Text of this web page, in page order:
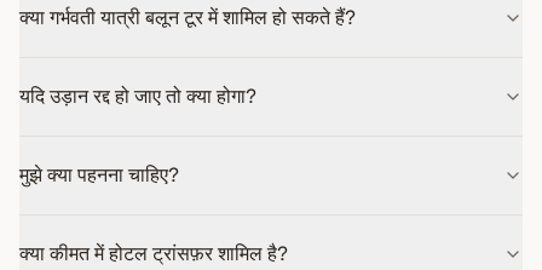
क्या गर्भवती यात्री बलून टूर में शामिल हो सकते हैं?
यदि उड़ान रद्द हो जाए तो क्या होगा?
मुझे क्या पहनना चाहिए?
क्या कीमत में होटल ट्रांसफ़र शामिल है?